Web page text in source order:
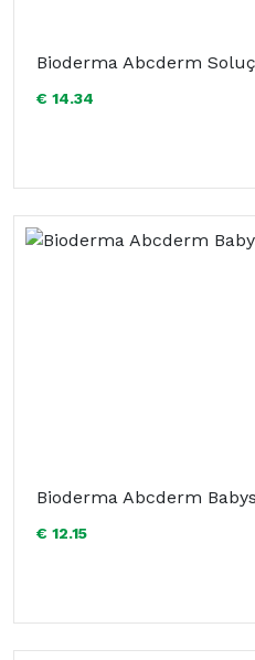
Bioderma Abcderm
€ 14.34
Bioderma Abcderm
€ 12.15